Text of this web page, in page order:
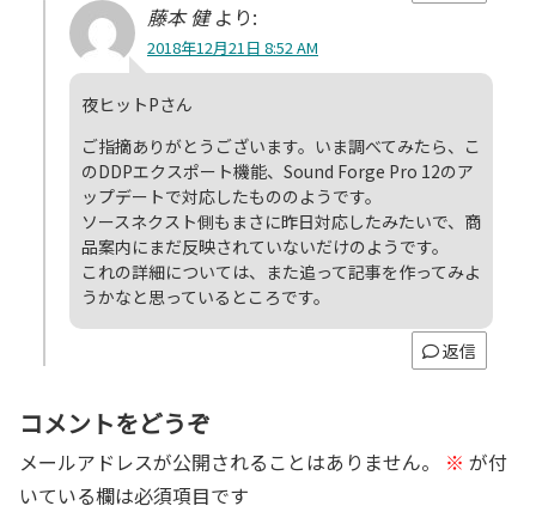
藤本 健 より:
2018年12月21日 8:52 AM
夜ヒットPさん
ご指摘ありがとうございます。いま調べてみたら、こ
のDDPエクスポート機能、Sound Forge Pro 12のア
ップデートで対応したもののようです。
ソースネクスト側もまさに昨日対応したみたいで、商
品案内にまだ反映されていないだけのようです。
これの詳細については、また追って記事を作ってみよ
うかなと思っているところです。
返信
コメントをどうぞ
メールアドレスが公開されることはありません。 ※ が付
いている欄は必須項目です